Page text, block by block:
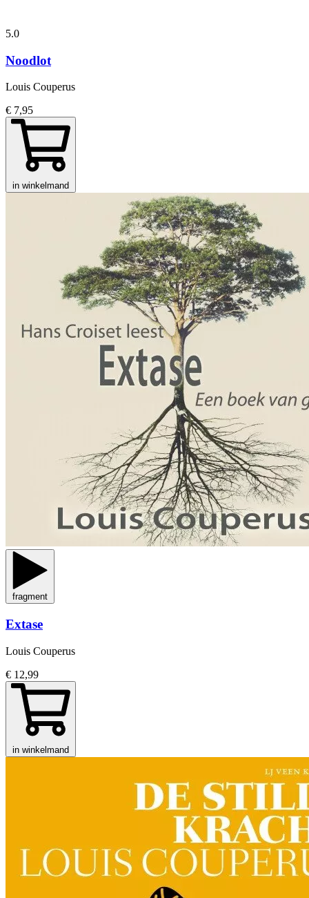
5.0
Noodlot
Louis Couperus
€ 7,95
in winkelmand
fragment
Extase
Louis Couperus
€ 12,99
in winkelmand